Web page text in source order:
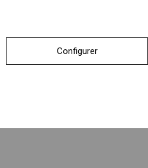
Configurer